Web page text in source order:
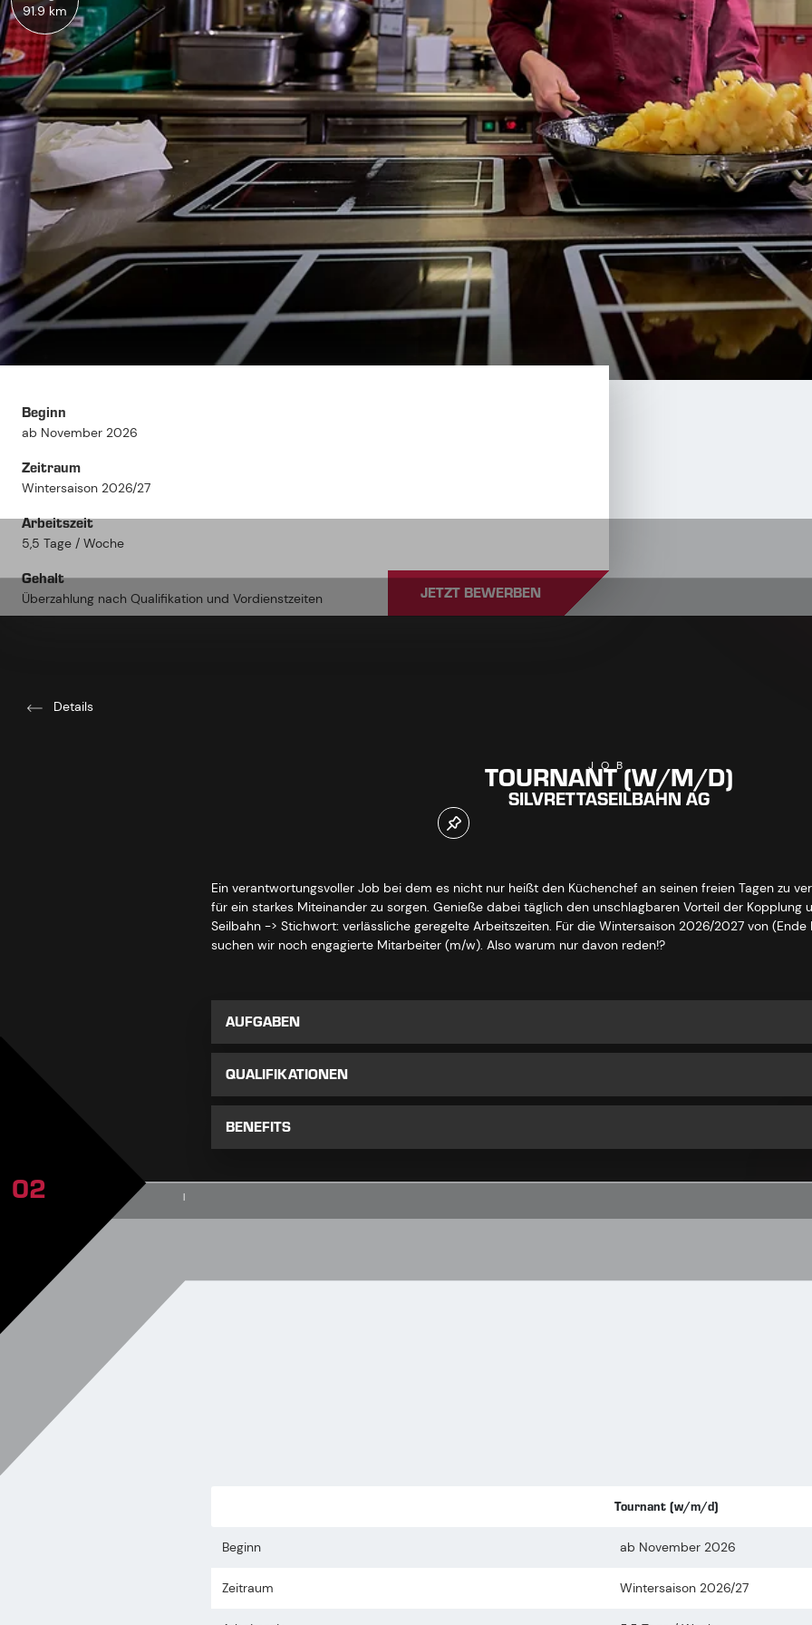
91.9 km
Beginn
ab November 2026
Zeitraum
Wintersaison 2026/27
Arbeitszeit
5,5 Tage / Woche
Gehalt
Überzahlung nach Qualifikation und Vordienstzeiten JETZT BEWERBEN
Details
JOB
TOURNANT (W/M/D)
SILVRETTASEILBAHN AG
Ein verantwortungsvoller Job bei dem es nicht nur heißt den Küchenchef an seinen freien Tagen zu
für ein starkes Miteinander zu sorgen. Genieße dabei täglich den unschlagbaren Vorteil der Kopplung
Seilbahn -> Stichwort: verlässliche geregelte Arbeitszeiten. Für die Wintersaison 2026/2027 von
suchen wir noch engagierte Mitarbeiter (m/w). Also warum nur davon reden!?
AUFGABEN
QUALIFIKATIONEN
BENEFITS
|
02
Tournant (w/m/d)
Beginn ab November 2026
Zeitraum Wintersaison 2026/27